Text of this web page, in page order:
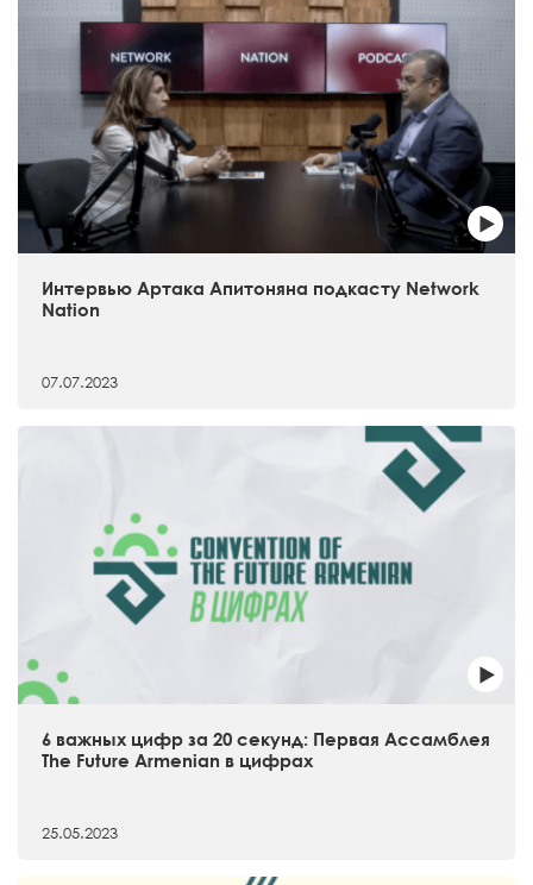
Интервью Артака Апитоняна подкасту Network
Nation
07.07.2023
6 важных цифр за 20 секунд: Первая Ассамблея
The Future Armenian в цифрах
25.05.2023